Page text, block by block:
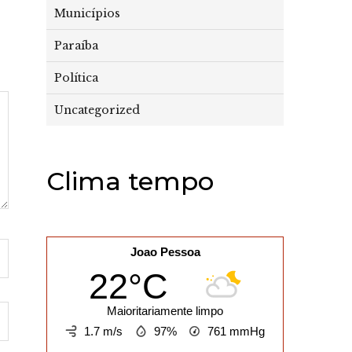
Municípios
Paraíba
Política
Uncategorized
Clima tempo
Joao Pessoa
22°C
Maioritariamente limpo
1.7 m/s
97% 761 mmHg